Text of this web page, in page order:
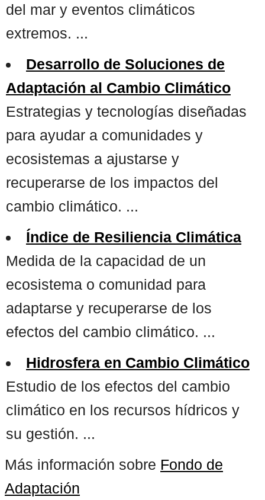
del mar y eventos climáticos
extremos. ...
Desarrollo de Soluciones de
Adaptación al Cambio Climático
Estrategias y tecnologías diseñadas
para ayudar a comunidades y
ecosistemas a ajustarse y
recuperarse de los impactos del
cambio climático. ...
Índice de Resiliencia Climática
Medida de la capacidad de un
ecosistema o comunidad para
adaptarse y recuperarse de los
efectos del cambio climático. ...
Hidrosfera en Cambio Climático
Estudio de los efectos del cambio
climático en los recursos hídricos y
su gestión. ...
Más información sobre Fondo de
Adaptación